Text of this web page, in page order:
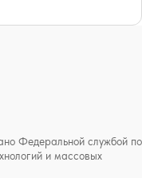
Федеральной службой по
и массовых